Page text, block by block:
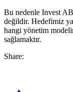
Bu nedenle Invest
değildir. Hedefimiz
hangi yönetim
sağlamaktır.
Share: